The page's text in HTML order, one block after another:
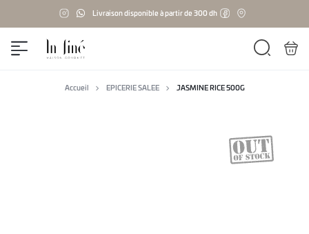
Livraison disponible à partir de 300 dh
Accueil EPICERIE SALEE JASMINE RICE 500G